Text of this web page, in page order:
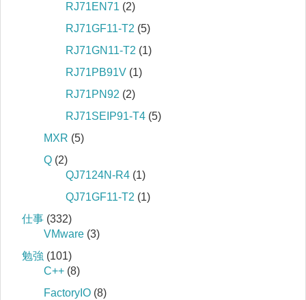
RJ71EN71 (2)
RJ71GF11-T2 (5)
RJ71GN11-T2 (1)
RJ71PB91V (1)
RJ71PN92 (2)
RJ71SEIP91-T4 (5)
MXR (5)
Q (2)
QJ7124N-R4 (1)
QJ71GF11-T2 (1)
仕事 (332)
VMware (3)
勉強 (101)
C++ (8)
FactoryIO (8)